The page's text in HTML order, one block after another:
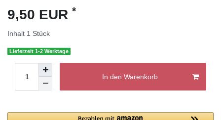
9,50 EUR *
Inhalt 1 Stück
Lieferzeit 1-2 Werktage
In den Warenkorb